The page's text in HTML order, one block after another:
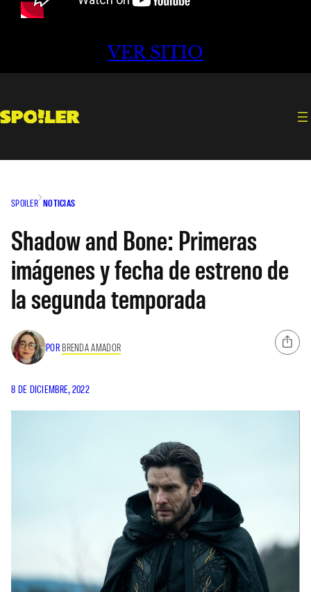
VER SITIO
SPOILER NOTICIAS
Shadow and Bone: Primeras
imágenes y fecha de estreno de
la segunda temporada
POR BRENDA AMADOR
8 DE DICIEMBRE, 2022